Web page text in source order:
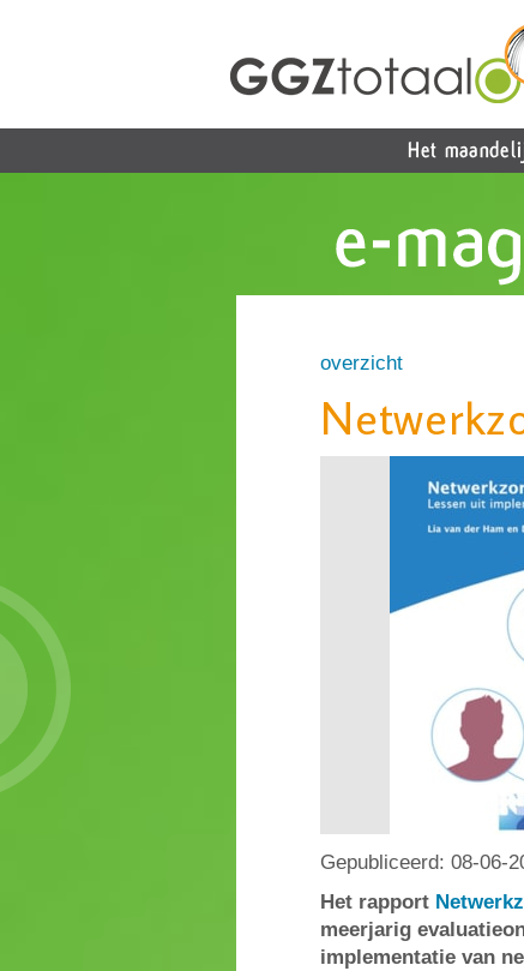
overzicht
Gepubliceerd: 08-06-
Het rapport
meerjarig
implementatie van